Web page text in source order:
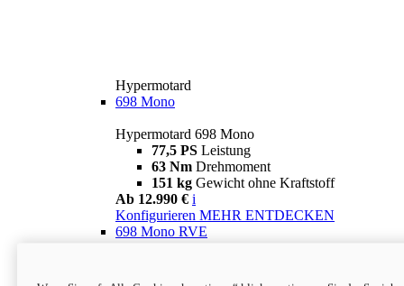
Hypermotard
698 Mono
Hypermotard 698 Mono
77,5 PS Leistung
63 Nm Drehmoment
151 kg Gewicht ohne Kraftstoff
Ab 12.990 € i
Konfigurieren MEHR ENTDECKEN
698 Mono RVE
77,5 PS
Leistung